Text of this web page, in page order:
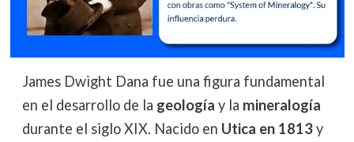
James Dwight Dana fue una figura fundamental
en el desarrollo de la geología y la mineralogía
durante el siglo XIX. Nacido en Utica en 1813y